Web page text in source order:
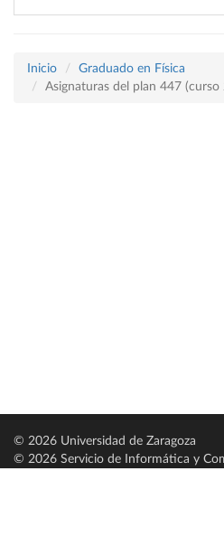
Inicio
Graduado en Física
Asignaturas del plan 447
© 2026 Universidad de Zaragoza
© 2026 Servicio de Informática y